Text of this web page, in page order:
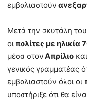
εμβολιαστούν
Μετά την σκυτάλη
οι πολίτες με
μέσα στον Απρίλιο
γενικός γραμματέας
εμβολιαστούν όλοι οι
υποστήριξε ότι θα